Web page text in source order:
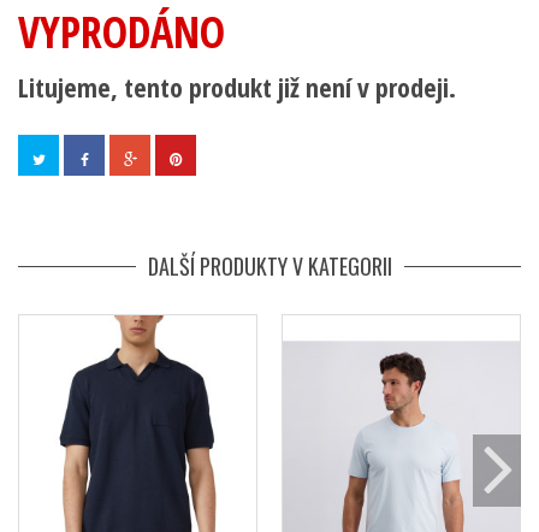
VYPRODÁNO
Litujeme, tento produkt již není v prodeji.
DALŠÍ PRODUKTY V KATEGORII